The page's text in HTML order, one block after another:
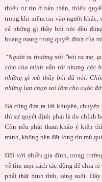
thiếu tự tin ở bản thân, thiếu
trong khi niềm tin vào người khác,
cả những gì thầy bói nói đều
hoang mang trong quyết định của
“Người ta thường nói "bói ra ma,
cảm của mình vẫn tốt nhưng các
những gì mà thầy bói đã nói.
những lựa chọn sai lầm cho cuộc
Bà cũng đưa ra lời khuyên,
thì sự quyết định phải là do chính
Còn nếu phải tham khảo ý kiến
mình, không nên đặt lòng tin mù
Đối với nhiều gia đình, trong
về tìm mọi cách tác động để chia
phải thật bình tĩnh, sáng suốt.